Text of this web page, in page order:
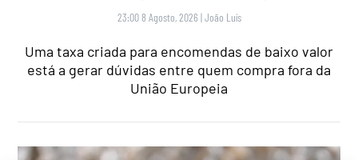
23:00 8 Agosto, 2026 |João Luís
Uma taxa criada para encomendas de baixo valor
está a gerar dúvidas entre quem compra fora da
União Europeia